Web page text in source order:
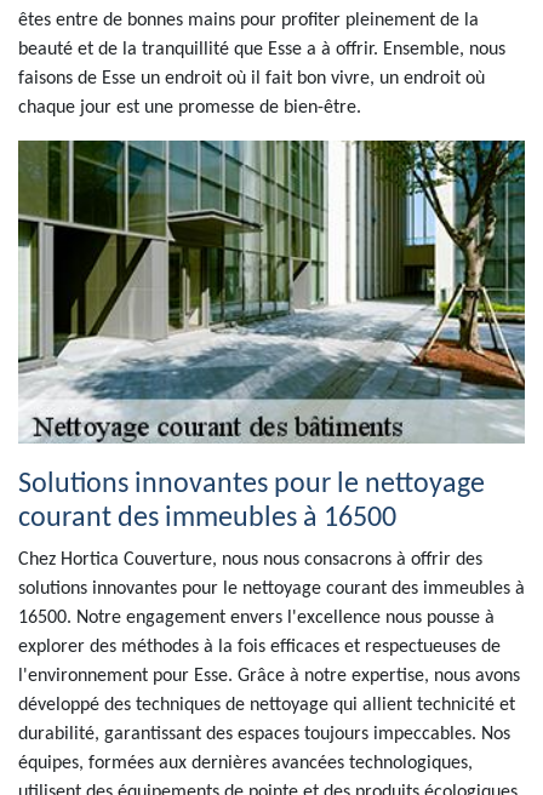
êtes entre de bonnes mains pour profiter pleinement de la
beauté et de la tranquillité que Esse a à offrir. Ensemble, nous
faisons de Esse un endroit où il fait bon vivre, un endroit où
chaque jour est une promesse de bien-être.
Solutions innovantes pour le nettoyage
courant des immeubles à 16500
Chez Hortica Couverture, nous nous consacrons à offrir des
solutions innovantes pour le nettoyage courant des immeubles à
16500. Notre engagement envers l'excellence nous pousse à
explorer des méthodes à la fois efficaces et respectueuses de
l'environnement pour Esse. Grâce à notre expertise, nous avons
développé des techniques de nettoyage qui allient technicité et
durabilité, garantissant des espaces toujours impeccables. Nos
équipes, formées aux dernières avancées technologiques,